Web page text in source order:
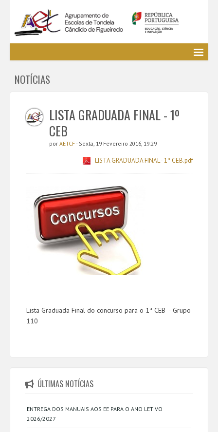
EE / Alunos
Cursos Profissionais
Bibliotecas
Media AETCF
Legislação
Utilizador não identificado. (
NOTÍCIAS
LISTA GRADUADA FINAL - 1º
CEB
por AETCF- Sexta, 19 Fevereiro 2016, 19:29
LISTA GRADUADA FINAL - 1º CEB.pdf
Lista Graduada Final do concurso para o 1ª CEB - Grupo
110
ÚLTIMAS NOTÍCIAS
ENTREGA DOS MANUAIS AOS EE PARA O ANO LETIVO
2026/2027